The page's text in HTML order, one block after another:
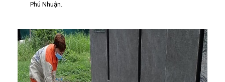
Phú Nhuận.